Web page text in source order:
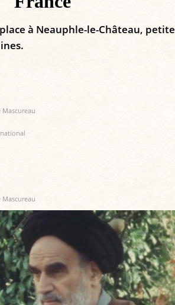
à Neauphle-le-Château, petite
Mascureau
Mascureau